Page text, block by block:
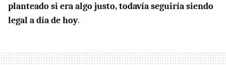
planteado si era algo justo, todavía seguiría siendo
legal a día de hoy.